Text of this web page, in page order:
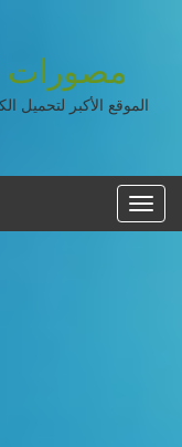
مصورات
الموقع الأكبر لتحميل
القائمه
الرئيسية